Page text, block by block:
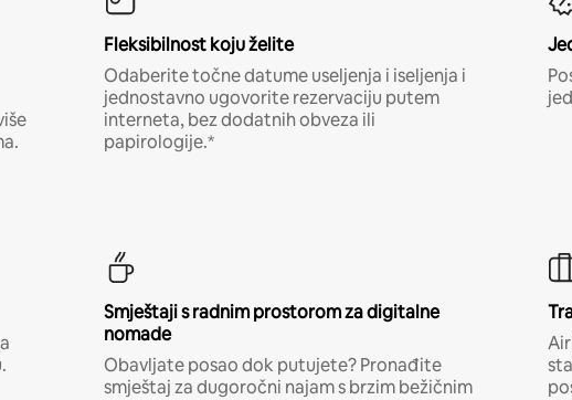
Fleksibilnost koju želite
Odaberite točne datume useljenja i iseljenja i
jednostavno ugovorite rezervaciju putem
interneta, bez dodatnih obveza ili
papirologije.*
Smještaji s radnim prostorom za digitalne
nomade
Obavljate posao dok putujete? Pronađite
smještaj za dugoročni najam s brzim bežičnim